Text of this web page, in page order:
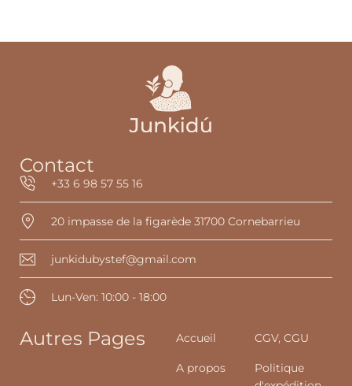
Contact
+33 6 98 57 55 16
20 impasse de la figarède 31700 Cornebarrieu
junkidubystef@gmail.com
Lun-Ven: 10:00 - 18:00
Autres Pages Accueil
A propos
CGV, CGU
Politique